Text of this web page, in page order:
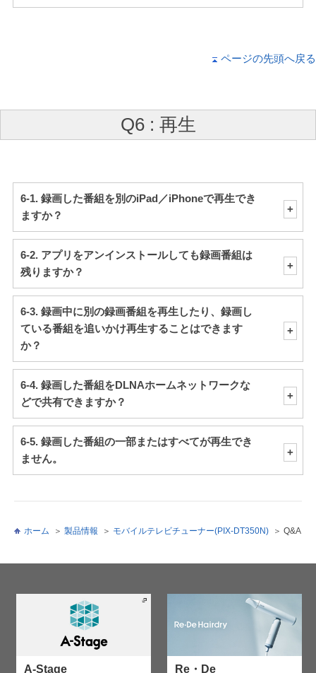
ページの先頭へ戻る
Q6 : 再生
6-1. 録画した番組を別のiPad／iPhoneで再生でき
ますか？
6-2. アプリをアンインストールしても録画番組は
残りますか？
6-3. 録画中に別の録画番組を再生したり、録画し
ている番組を追いかけ再生することはできます
か？
6-4. 録画した番組をDLNAホームネットワークな
どで共有できますか？
6-5. 録画した番組の一部またはすべてが再生でき
ません。
ホーム 製品情報 モバイルテレビチューナー(PIX-DT350N) Q&A
A-Stage Re・De